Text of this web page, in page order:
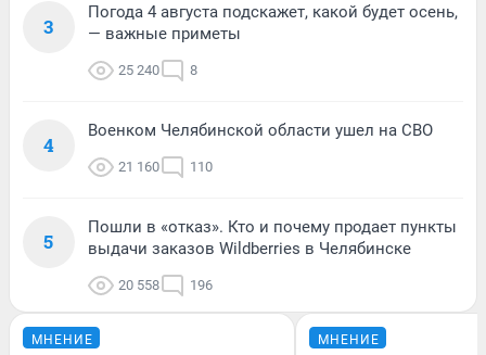
3
Погода 4 августа подскажет, какой будет осень,
— важные приметы
25 240 8
4
Военком Челябинской области ушел на СВО
21 160 110
5
Пошли в «отказ». Кто и почему продает пункты
выдачи заказов Wildberries в Челябинске
20 558 196
МНЕНИЕ МНЕНИЕ